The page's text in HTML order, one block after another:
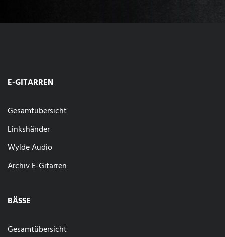
E-GITARREN
Gesamtübersicht
Linkshänder
Wylde Audio
Archiv E-Gitarren
BÄSSE
Gesamtübersicht